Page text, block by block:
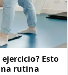
Esto
rutina